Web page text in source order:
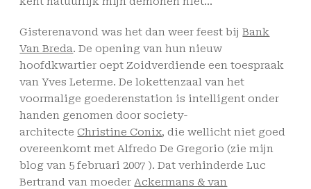
Gisterenavond was het dan weer feest bijBank
Van Breda. De opening van hun nieuw
hoofdkwartier oept Zoidverdiende een toespraak
van Yves Leterme. De lokettenzaal van het
voormalige goederenstation is intelligent onder
handen genomen door society-
architecte Christine Conix, die wellicht niet goed
overeenkomt met Alfredo De Gregorio (zie mijn
blog van 5 februari 2007 ). Dat verhinderde Luc
Bertrand van moederAckermans & van